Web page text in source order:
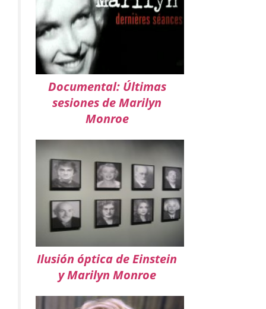
Documental: Últimas
sesiones de Marilyn
Monroe
Ilusión óptica de Einstein
y Marilyn Monroe